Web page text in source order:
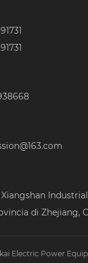
Xiangshan
di Zhejiang,
Electric Power